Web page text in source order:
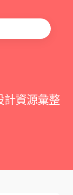
計資源彙整